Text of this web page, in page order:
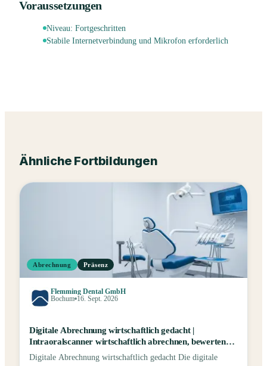
Voraussetzungen
Niveau: Fortgeschritten
Stabile Internetverbindung und Mikrofon erforderlich
Ähnliche Fortbildungen
Abrechnung Präsenz
Flemming Dental GmbH
Bochum 16. Sept. 2026
Digitale Abrechnung wirtschaftlich gedacht |
Intraoralscanner wirtschaftlich abrechnen, bewerten
und strategisch nutzen
Digitale Abrechnung wirtschaftlich gedacht Die digitale